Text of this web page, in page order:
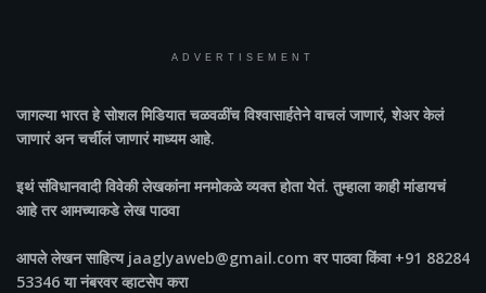
ADVERTISEMENT
जागल्या भारतहे सोशल मिडियात चळवळींच विश्वासार्हतेने वाचलं जाणारं, शेअर केलं
जाणारं अन चर्चीलं जाणारं माध्यम आहे.
इथं संविधानवादी विवेकी लेखकांना मनमोकळे व्यक्त होता येतं. तुम्हाला काही मांडायचं
आहे तर आमच्याकडे लेख पाठवा
आपले लेखन साहित्य jaaglyaweb@gmail.com वर पाठवा किंवा +91 88284
53346 या नंबरवर व्हाटसेप करा